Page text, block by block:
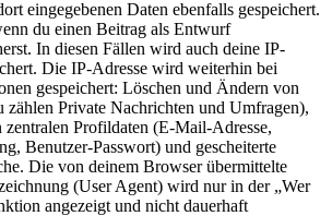
eingegebenen Daten ebenfalls gespeichert.
du einen Beitrag als Entwurf
In diesen Fällen wird auch deine IP-
Die IP-Adresse wird weiterhin bei
gespeichert: Löschen und Ändern von
zählen Private Nachrichten und Umfragen),
zentralen Profildaten (E-Mail-Adresse,
Benutzer-Passwort) und gescheiterte
Die von deinem Browser übermittelte
(User Agent) wird nur in der „Wer
angezeigt und nicht dauerhaft